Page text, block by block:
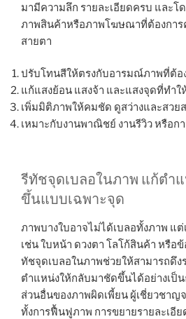
มามีความลึก รายละเอียดครบ และโ
ภาพสินค้าหรือภาพโฆษณาที่ต้องการ
สายตา
ปรับโทนสีให้ตรงกับอารมณ์ภาพที่ต้อ
แก้แสงย้อน แสงจ้า และแสงจุดที่ทำ
เพิ่มมิติภาพให้คมชัด ดูสว่างและสวย
เหมาะกับงานพาณิชย์ งานรีวิว หรือก
รีทัชจุดเบลอในภาพ แก้ตำ
ขึ้นแบบเฉพาะจุด
ภาพบางใบอาจไม่ได้เบลอทั้งภาพ แ
เช่น ใบหน้า ดวงตา โลโก้สินค้า หรือ
ทัชจุดเบลอในภาพช่วยให้สามารถดึง
ตำแหน่งให้กลับมาชัดขึ้นได้อย่างเป็
ส่วนอื่นของภาพผิดเพี้ยน ผู้เชี่ยวชาญ
ทั้งการฟื้นฟูภาพ การขยายรายละเอี